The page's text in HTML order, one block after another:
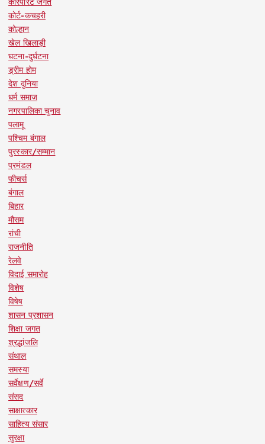
कोर्ट-कचहरी
कोल्हान
खेल खिलाड़ी
घटना-दुर्घटना
ड्रीम होम
देश दुनिया
धर्म समाज
नगरपालिका चुनाव
पलामू
पश्चिम बंगाल
पुरस्कार/सम्मान
प्रमंडल
फीचर्स
बंगाल
बिहार
मौसम
रांची
राजनीति
रेलवे
विदाई समारोह
विशेष
विषेष
शासन प्रशासन
शिक्षा जगत
श्रद्धांजलि
संथाल
समस्या
सर्वेक्षण/सर्वे
संसद
साक्षात्कार
साहित्य संसार
सुरक्षा